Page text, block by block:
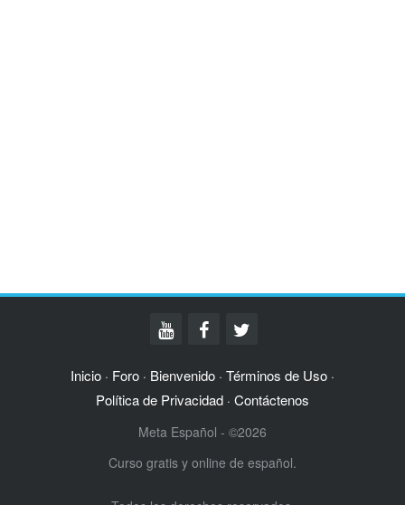
Inicio · Foro · Bienvenido · Términos de Uso ·
Política de Privacidad · Contáctenos
Meta Español - ©2026
Curso gratis y online de español.